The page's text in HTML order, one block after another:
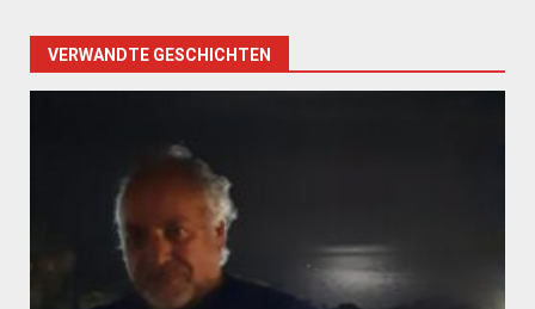
VERWANDTE GESCHICHTEN